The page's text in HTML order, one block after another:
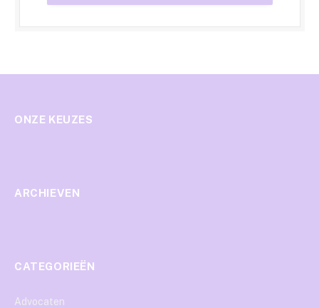
ONZE KEUZES
ARCHIEVEN
CATEGORIEËN
Advocaten